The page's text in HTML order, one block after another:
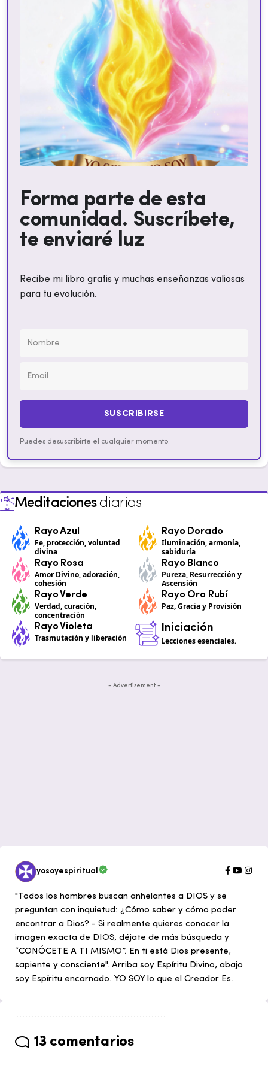
Forma parte de esta
comunidad. Suscríbete,
te enviaré luz
Recibe mi libro gratis y muchas enseñanzas valiosas
para tu evolución.
SUSCRIBIRSE
Puedes desuscribirte el cualquier momento.
Meditacionesdiarias
Rayo Azul
Fe, protección, voluntad
divina
Rayo Dorado
Iluminación, armonía,
sabiduría
Rayo Rosa
Amor Divino, adoración,
cohesión
Rayo Blanco
Pureza, Resurrección y
Ascensión
Rayo Verde
Verdad, curación,
concentración
Rayo Oro Rubí
Paz, Gracia y Provisión
Rayo Violeta
Trasmutación y liberación
Iniciación
Lecciones esenciales.
- Advertisement -
yosoyespiritual
"Todos los hombres buscan anhelantes a DIOS y se
preguntan con inquietud: ¿Cómo saber y cómo poder
encontrar a Dios? - Si realmente quieres conocer la
imagen exacta de DIOS, déjate de más búsqueda y
“CONÓCETE A TI MISMO”. En ti está Dios presente,
sapiente y consciente". Arriba soy Espíritu Divino, abajo
soy Espíritu encarnado. YO SOY lo que el Creador Es.
13 comentarios